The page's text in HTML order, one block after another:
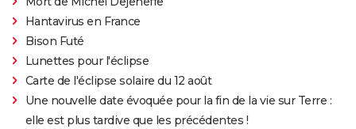
Hantavirus en France
Bison Futé
Lunettes pour l'éclipse
Carte de l'éclipse solaire du 12 août
Une nouvelle date évoquée pour la fin de la vie sur Terre :
elle est plus tardive que les précédentes !